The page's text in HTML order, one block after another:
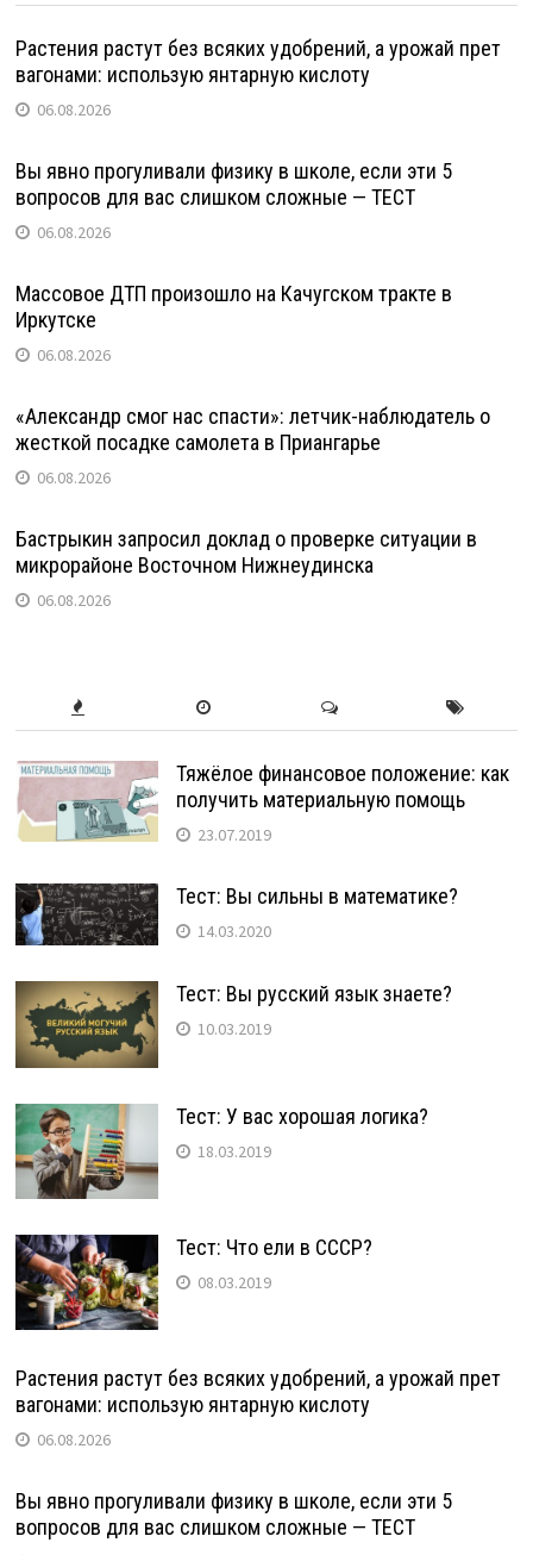
Растения растут без всяких удобрений, а урожай прет
вагонами: использую янтарную кислоту
06.08.2026
Вы явно прогуливали физику в школе, если эти 5
вопросов для вас слишком сложные — ТЕСТ
06.08.2026
Массовое ДТП произошло на Качугском тракте в
Иркутске
06.08.2026
«Александр смог нас спасти»: летчик-наблюдатель о
жесткой посадке самолета в Приангарье
06.08.2026
Бастрыкин запросил доклад о проверке ситуации в
микрорайоне Восточном Нижнеудинска
06.08.2026
Тяжёлое финансовое положение: как
получить материальную помощь
23.07.2019
Тест: Вы сильны в математике?
14.03.2020
Тест: Вы русский язык знаете?
10.03.2019
Тест: У вас хорошая логика?
18.03.2019
Тест: Что ели в СССР?
08.03.2019
Растения растут без всяких удобрений, а урожай прет
вагонами: использую янтарную кислоту
06.08.2026
Вы явно прогуливали физику в школе, если эти 5
вопросов для вас слишком сложные — ТЕСТ